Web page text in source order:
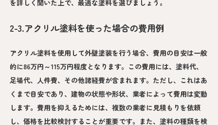
を詳しく聞いた上で、最適な塗料を選びましょう。
2-3.アクリル塗料を使った場合の費用例
アクリル塗料を使用して外壁塗装を行う場合、費用の目安は一般
的に86万円～115万円程度となります。この費用には、塗料代、
足場代、人件費、その他諸経費が含まれます。ただし、これはあ
くまで目安であり、建物の状態や形状、業者によって費用は変動
します。費用を抑えるためには、複数の業者に見積もりを依頼
し、価格を比較検討することが重要です。また、塗料の種類を検